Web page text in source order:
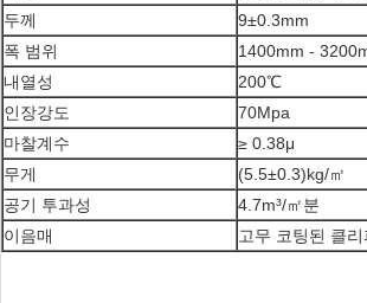
두께
9±0.3mm
폭 범위
1400mm -
내열성
200℃
인장강도
70Mpa
마찰계수
≥ 0.38μ
무게
(5.5±0.3)kg/㎡
공기 투과성
4.7m³/㎡분
이음매
고무 코팅된 클